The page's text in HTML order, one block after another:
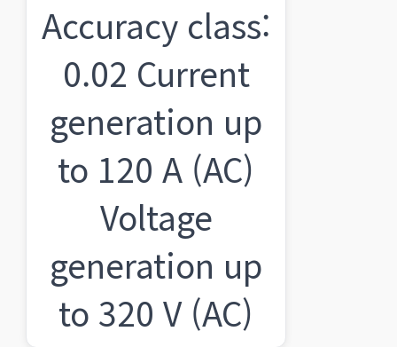
Accuracy class:
0.02 Current
generation up
to 120 A (AC)
Voltage
generation up
to 320 V (AC)